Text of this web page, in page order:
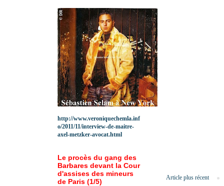
Article plus récent
http://www.veroniquechemla.inf
o/2011/11/interview-de-maitre-
axel-metzker-avocat.html
Le procès du gang des
Barbares devant la Cour
d'assises des mineurs
de Paris (1/5)